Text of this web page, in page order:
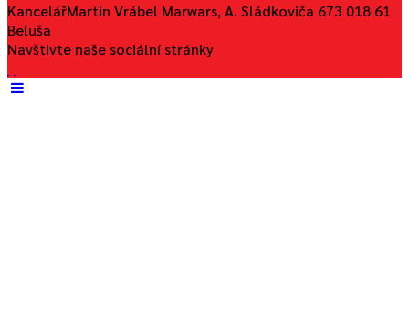
KancelářMartin Vrábel Marwars, A. Sládkoviča 673 018 61
Beluša
Navštivte naše sociální stránky